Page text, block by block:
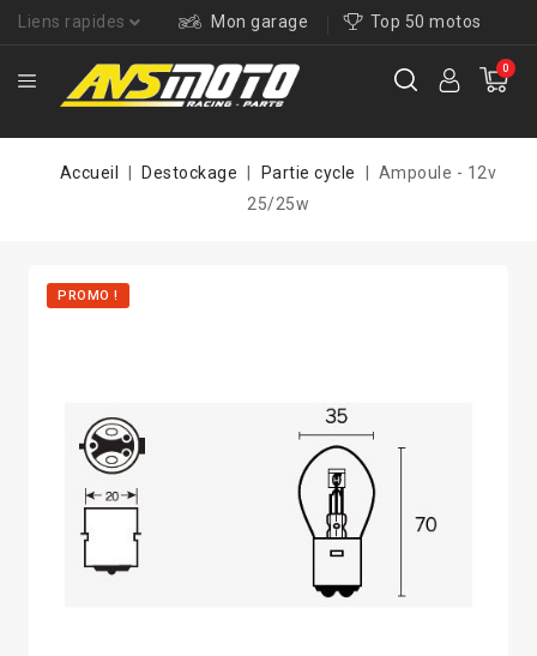
Liens rapides Mon garage Top 50 motos
0
Accueil Destockage Partie cycle
Ampoule - 12v
25/25w
PROMO !